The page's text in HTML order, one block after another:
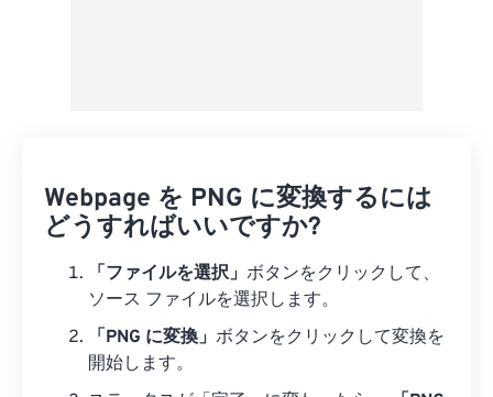
Webpage を PNG に変換するには
どうすればいいですか?
「ファイルを選択」 ボタンをクリックして、
ソース ファイルを選択します。
「PNG に変換」 ボタンをクリックして変換を
開始します。